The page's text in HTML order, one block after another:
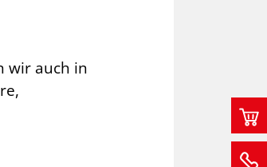
wir auch in